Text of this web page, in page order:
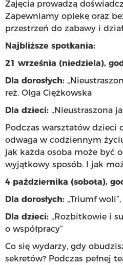
Zajęcia prowadzą
Zapewniamy opiekę oraz
przestrzeń do zabawy i
Najbliższe spotkania:
21 września (niedziela),
Dla dorosłych:
reż. Olga Ciężkowska
Dla dzieci: „Nieustraszona
Podczas warsztatów dzieci
odwaga w codziennym
jak każda osoba może być
wyjątkowy sposób. I jak
4 października (sobota),
Dla dorosłych: „Triumf
Dla dzieci: „Rozbitkowie i
o współpracy”
Co się wydarzy, gdy
sekretów? Podczas pełnej